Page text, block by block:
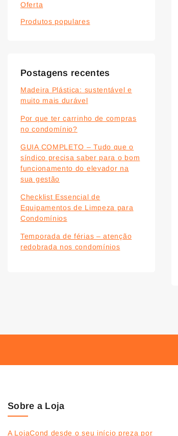
Oferta
Produtos populares
Postagens recentes
Madeira Plástica: sustentável e
muito mais durável
Por que ter carrinho de compras
no condomínio?
GUIA COMPLETO – Tudo que o
síndico precisa saber para o bom
funcionamento do elevador na
sua gestão
Checklist Essencial de
Equipamentos de Limpeza para
Condomínios
Temporada de férias – atenção
redobrada nos condomínios
Sobre a Loja
A LojaCond desde o seu início preza por